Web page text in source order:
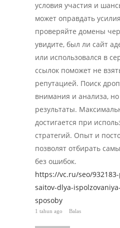
условия участия и
может оправдать
проверяйте домены
увидите, был ли сайт
или использовался в
ссылок поможет не
репутацией. Поиск
внимания и анализа,
результаты.
достигается при
стратегий. Опыт и
позволят отбирать
без ошибок.
https://vc.ru/seo/
saitov-dlya-
sposoby
1 tahun ago Balas